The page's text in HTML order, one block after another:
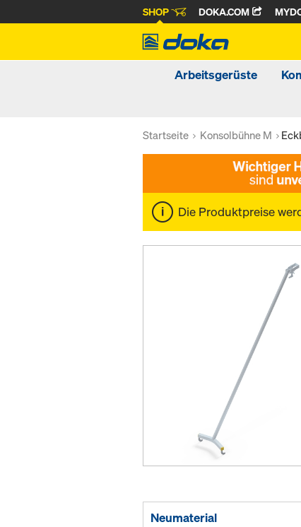
SHOP DOKA.COM
Arbeitsgerüste
Startseite Konsolbühne M
Die Produktpreise
Neumaterial